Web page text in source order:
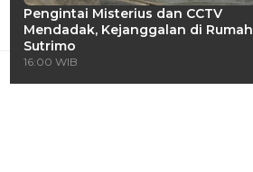
Pengintai Misterius dan CCTV
Mendadak, Kejanggalan di Rumah
Sutrimo
16:00 WIB